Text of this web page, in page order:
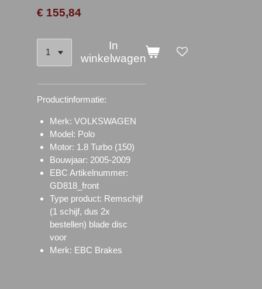
€ 155,84
In
winkelwagen
Productinformatie:
Merk: VOLKSWAGEN
Model: Polo
Motor: 1.8 Turbo (150)
Bouwjaar: 2005-2009
EBC Artikelnummer:
GD818_front
Type product: Remschijf
(1 schijf, dus 2x
bestellen) blade disc
voor
Merk: EBC Brakes